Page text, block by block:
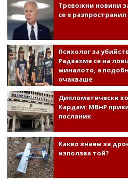
Тревожни новини
се е
Психолог за
Радвахме се на
миналото, а
очакваше
Дипломатически
Кардам: МВнР
посланик
Какво знаем за
използва той?